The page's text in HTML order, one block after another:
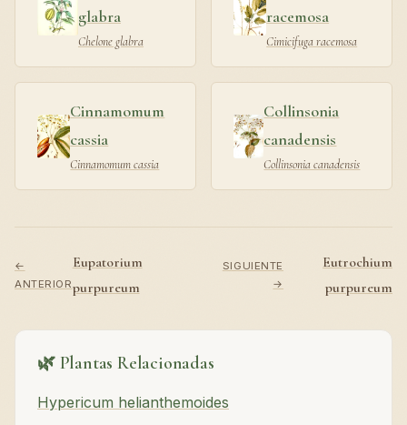
glabra
Chelone glabra
racemosa
Cimicifuga racemosa
Cinnamomum
cassia
Cinnamomum cassia
Collinsonia
canadensis
Collinsonia canadensis
←
ANTERIOR
Eupatorium
purpureum
SIGUIENTE
→
Eutrochium
purpureum
🌿 Plantas Relacionadas
Hypericum helianthemoides